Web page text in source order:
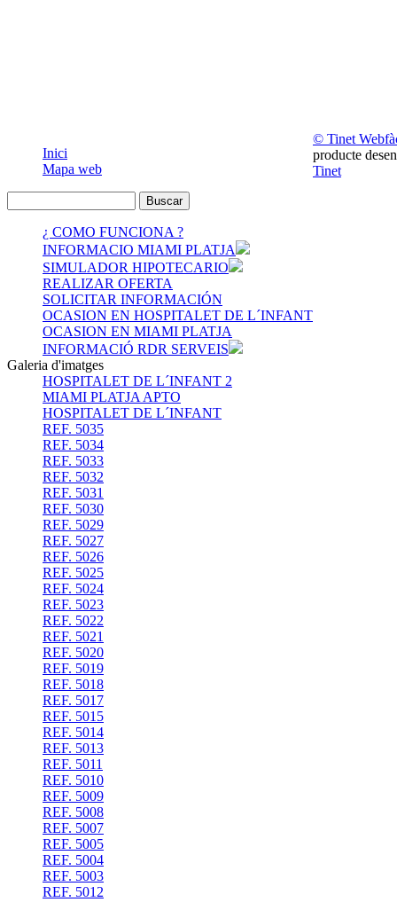
Inici
Mapa web
¿ COMO FUNCIONA ?
INFORMACIO MIAMI PLATJA
SIMULADOR HIPOTECARIO
REALIZAR OFERTA
SOLICITAR INFORMACIÓN
OCASION EN HOSPITALET DE L´INFANT
OCASION EN MIAMI PLATJA
INFORMACIÓ RDR SERVEIS
Galeria d'imatges
HOSPITALET DE L´INFANT 2
MIAMI PLATJA APTO
HOSPITALET DE L´INFANT
REF. 5035
REF. 5034
REF. 5033
REF. 5032
REF. 5031
REF. 5030
REF. 5029
REF. 5027
REF. 5026
REF. 5025
REF. 5024
REF. 5023
REF. 5022
REF. 5021
REF. 5020
REF. 5019
REF. 5018
REF. 5017
REF. 5015
REF. 5014
REF. 5013
REF. 5011
REF. 5010
REF. 5009
REF. 5008
REF. 5007
REF. 5005
REF. 5004
REF. 5003
REF. 5012
© Tinet
producte
Tinet